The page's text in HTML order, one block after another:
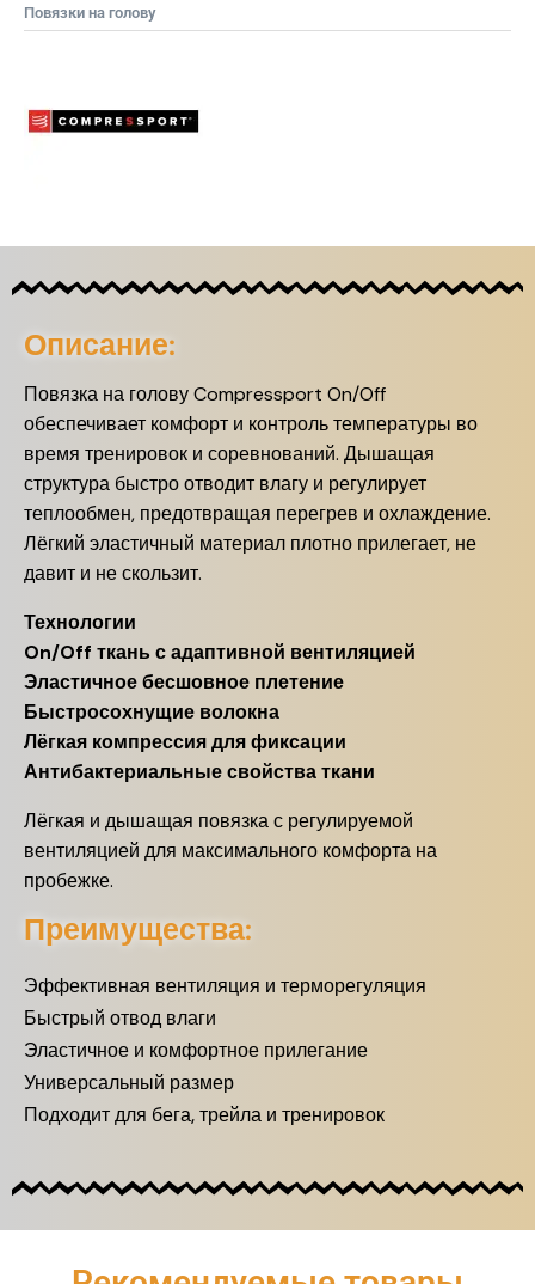
Повязки на голову
Описание:
Повязка на голову Compressport On/Off
обеспечивает комфорт и контроль температуры во
время тренировок и соревнований. Дышащая
структура быстро отводит влагу и регулирует
теплообмен, предотвращая перегрев и охлаждение.
Лёгкий эластичный материал плотно прилегает, не
давит и не скользит.
Технологии
On/Off ткань с адаптивной вентиляцией
Эластичное бесшовное плетение
Быстросохнущие волокна
Лёгкая компрессия для фиксации
Антибактериальные свойства ткани
Лёгкая и дышащая повязка с регулируемой
вентиляцией для максимального комфорта на
пробежке.
Преимущества:
Эффективная вентиляция и терморегуляция
Быстрый отвод влаги
Эластичное и комфортное прилегание
Универсальный размер
Подходит для бега, трейла и тренировок